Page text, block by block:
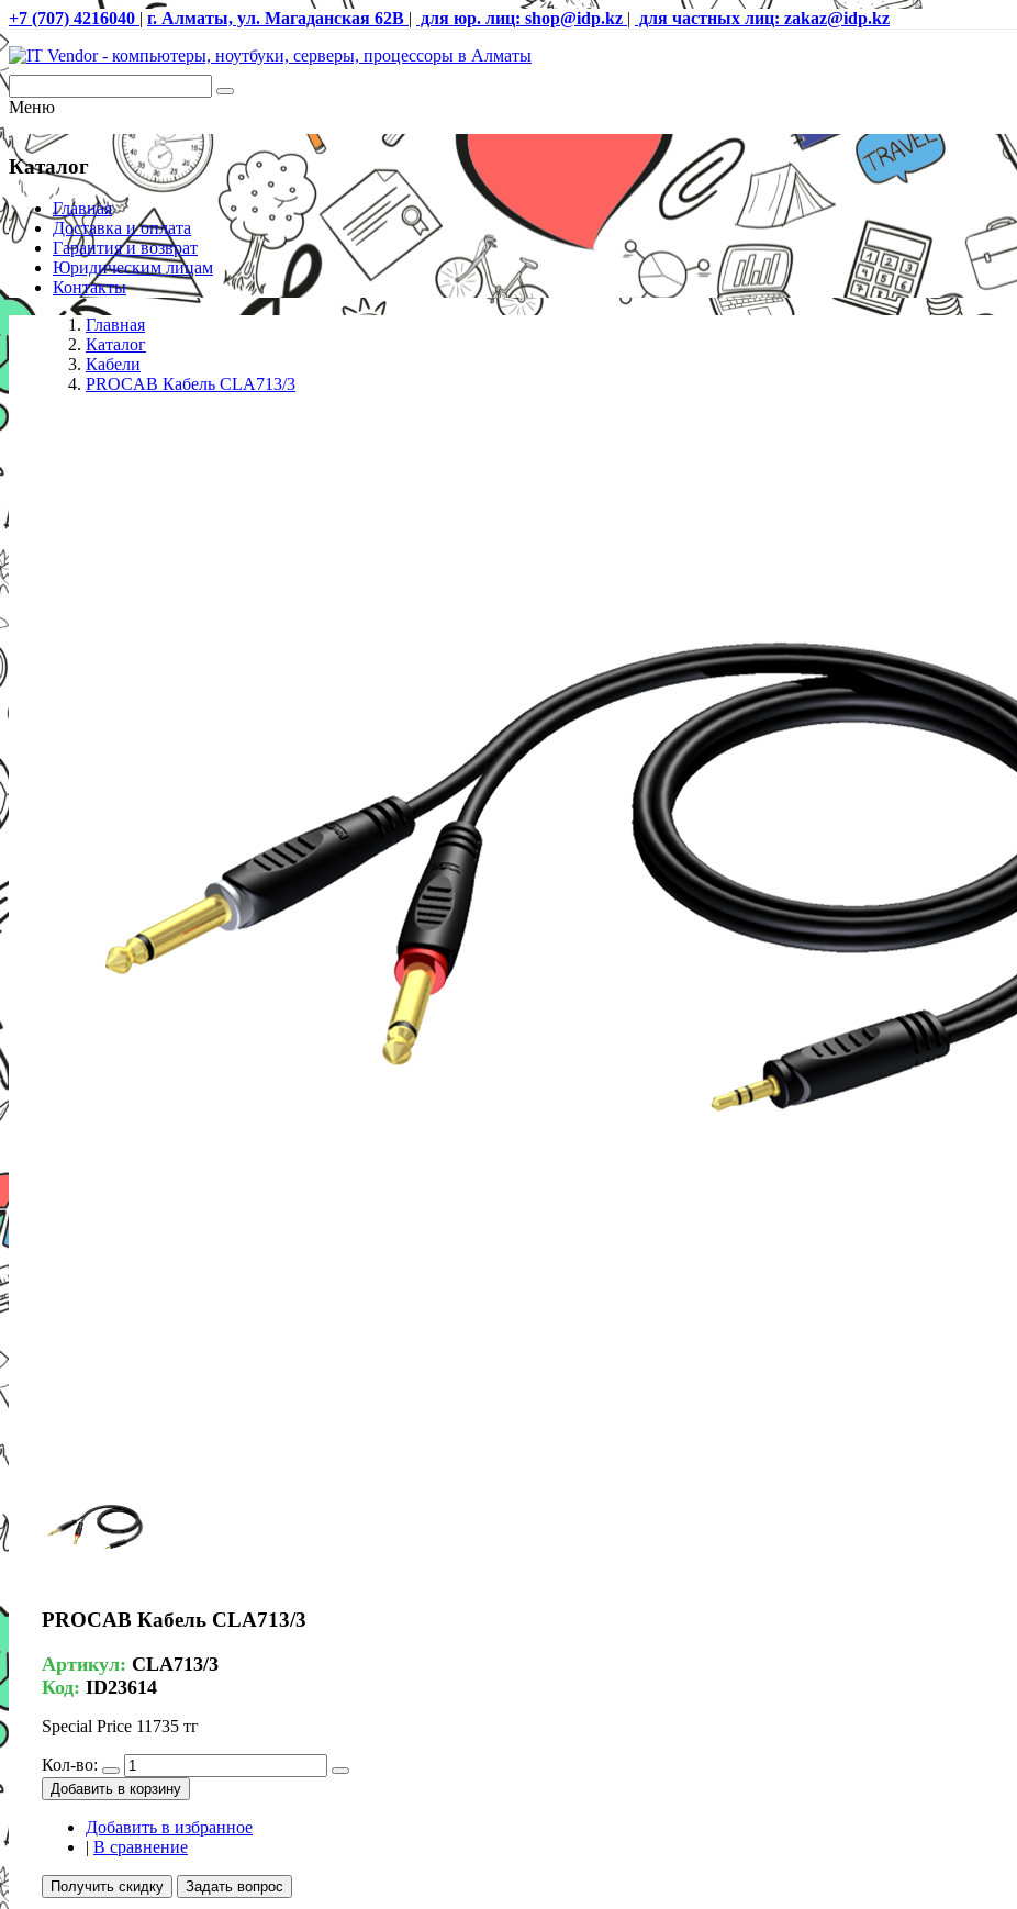
+7 (707) 4216040 | г. Алматы, ул. Магаданская 62В | для юр. лиц: shop@idp.kz | для частных лиц: zakaz@idp.kz
Меню
Каталог
Главная
Доставка и оплата
Гарантия и возврат
Юридическим лицам
Контакты
Главная
Каталог
Кабели
PROCAB Кабель CLA713/3
PROCAB Кабель CLA713/3
Артикул: CLA713/3
Код: ID23614
Special Price 11735 тг
Кол-во:
Добавить в корзину
Добавить в избранное
| В сравнение
Получить скидку Задать вопрос